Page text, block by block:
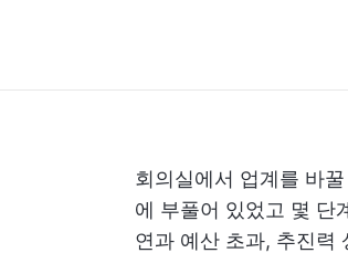
회의실에서 업계를 바
에 부풀어 있었고 몇 단
연과 예산 초과, 추진력